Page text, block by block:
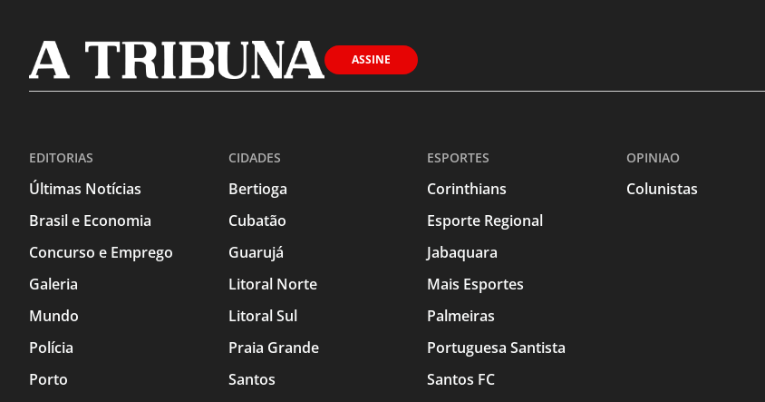
ASSINE
EDITORIAS
Últimas Notícias
Brasil e Economia
Concurso e Emprego
Galeria
Mundo
Polícia
Porto
CIDADES
Bertioga
Cubatão
Guarujá
Litoral Norte
Litoral Sul
Praia Grande
Santos
ESPORTES
Corinthians
Esporte Regional
Jabaquara
Mais Esportes
Palmeiras
Portuguesa Santista
Santos FC
OPINIAO
Colunistas